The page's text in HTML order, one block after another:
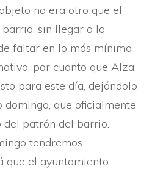
no era otro que el
sin llegar a la
faltar en lo más mí­nimo
por cuanto que Alza
para este dí­a, dejándolo
que oficialmente
del patrón del barrio.
tendremos
que el ayuntamiento